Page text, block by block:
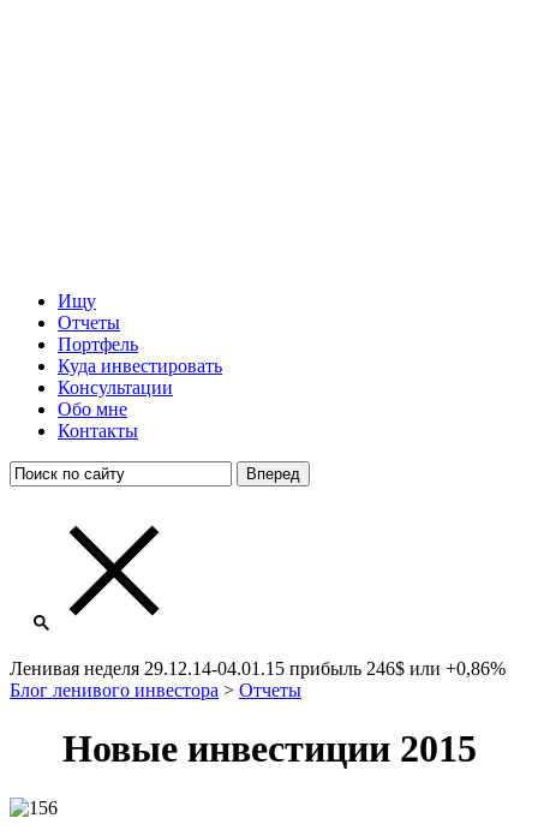
Ищу
Отчеты
Портфель
Куда инвестировать
Консультации
Обо мне
Контакты
Ленивая неделя 29.12.14-04.01.15 прибыль 246$ или +0,86%
Блог ленивого инвестора > Отчеты
Новые инвестиции 2015